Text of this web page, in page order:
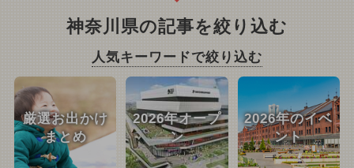
神奈川県の記事を絞り込む
人気キーワードで絞り込む
厳選お出かけ
まとめ
2026年オープ
ン
2026年のイベ
ント